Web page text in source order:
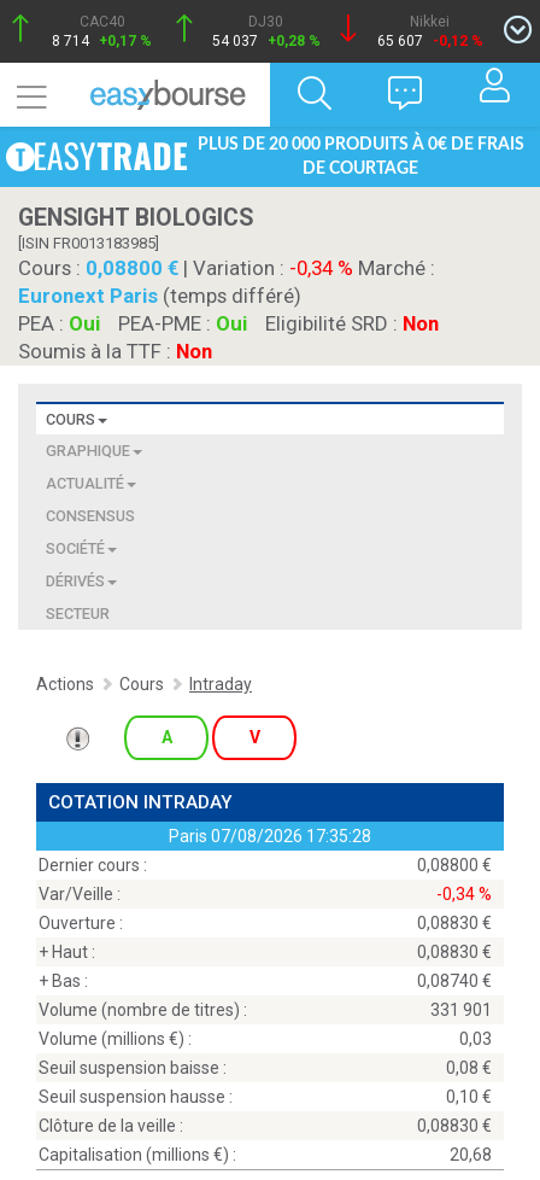
CAC40
8 714 +0,17 %
DJ30
54 037
+0,28 %
Nikkei
65 607
-0,12 %
PLUS DE 20 000 PRODUITS À 0€ DE FRAIS
DE COURTAGE
GENSIGHT BIOLOGICS
[ISIN FR0013183985]
Cours : 0,08800 | Variation : -0,34 % Marché :
Euronext Paris (temps différé)
PEA : Oui PEA-PME : Oui Eligibilité SRD : Non
Soumis à la TTF : Non
COURS
GRAPHIQUE
ACTUALITÉ
CONSENSUS
SOCIÉTÉ
DÉRIVÉS
SECTEUR
Actions Cours Intraday
A V
COTATION INTRADAY
Paris 07/08/2026 17:35:28
Dernier cours :
0,08800
Var/Veille :
-0,34 %
Ouverture :
0,08830
+ Haut :
0,08830
+ Bas :
0,08740
Volume (nombre de titres) :
331 901
Volume (millions
) :
0,03
Seuil suspension baisse :
0,08
Seuil suspension hausse :
0,10
Clôture de la veille :
0,08830
Capitalisation (millions
) : 20,68